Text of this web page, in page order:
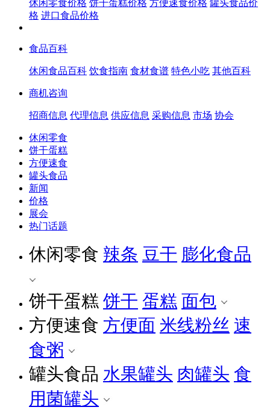
休闲零食价格 饼干蛋糕价格 方便速食价格 罐头食品价
格 进口食品价格
食品百科
休闲食品百科 饮食指南 食材食谱 特色小吃 其他百科
商机咨询
招商信息 代理信息 供应信息 采购信息 市场 协会
休闲零食
饼干蛋糕
方便速食
罐头食品
新闻
价格
展会
热门话题
休闲零食 辣条 豆干 膨化食品
饼干蛋糕 饼干 蛋糕 面包
方便速食 方便面 米线粉丝 速
食粥
罐头食品 水果罐头 肉罐头 食
用菌罐头